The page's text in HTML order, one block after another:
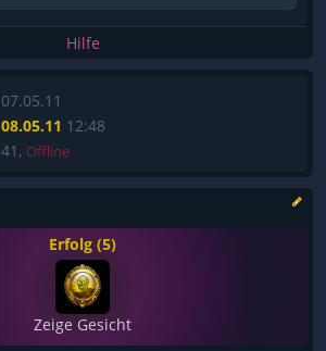
Hilfe
07.05.11
08.05.11 12:48
41, Offline
Erfolg (5)
Zeige Gesicht